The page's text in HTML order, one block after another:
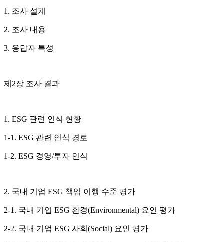
1. 조사 설계
2. 조사 내용
3. 응답자 특성
제2장 조사 결과
1. ESG 관련 인식 현황
1-1. ESG 관련 인식 경로
1-2. ESG 경영/투자 인식
2. 국내 기업 ESG 책임 이행 수준 평가
2-1. 국내 기업 ESG 환경(Environmental) 요인 평가
2-2. 국내 기업 ESG 사회(Social) 요인 평가